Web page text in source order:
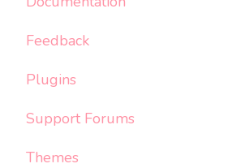
Feedback
Plugins
Support Forums
Themes